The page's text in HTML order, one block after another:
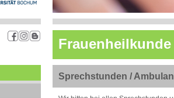
Frauenheilkunde
Sprechstunden /